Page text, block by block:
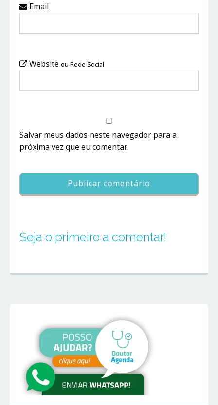
Email
Website ou Rede Social
Salvar meus dados neste navegador para a
próxima vez que eu comentar.
Seja o primeiro a comentar!